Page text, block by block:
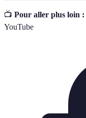
📺 Pour aller plus loin :
YouTube